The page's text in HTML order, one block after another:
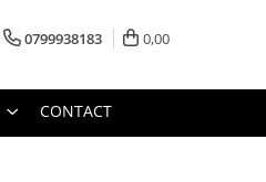
0799938183 0,00
CONTACT